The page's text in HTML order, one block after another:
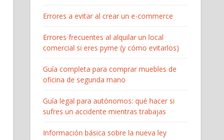
Errores a evitar al crear un e-commerce
Errores frecuentes al alquilar un local
comercial si eres pyme (y cómo evitarlos)
Guía completa para comprar muebles de
oficina de segunda mano
Guía legal para autónomos: qué hacer si
sufres un accidente mientras trabajas
Información básica sobre la nueva ley